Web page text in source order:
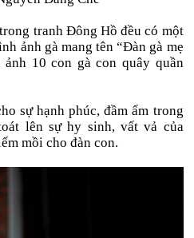
tranh Đông Hồ đều có một
ảnh gà mang tên “Đàn gà mẹ
10 con gà con quây quần
sự hạnh phúc, đầm ấm trong
lên sự hy sinh, vất vả của
mồi cho đàn con.